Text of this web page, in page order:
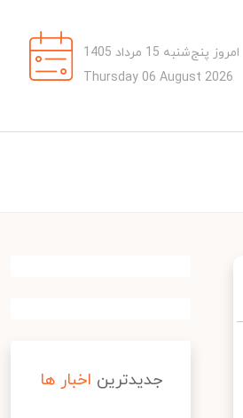
امروز پنج‌شنبه 15 مرداد 1405
Thursday 06 August 2026
جدیدترین اخبار ها